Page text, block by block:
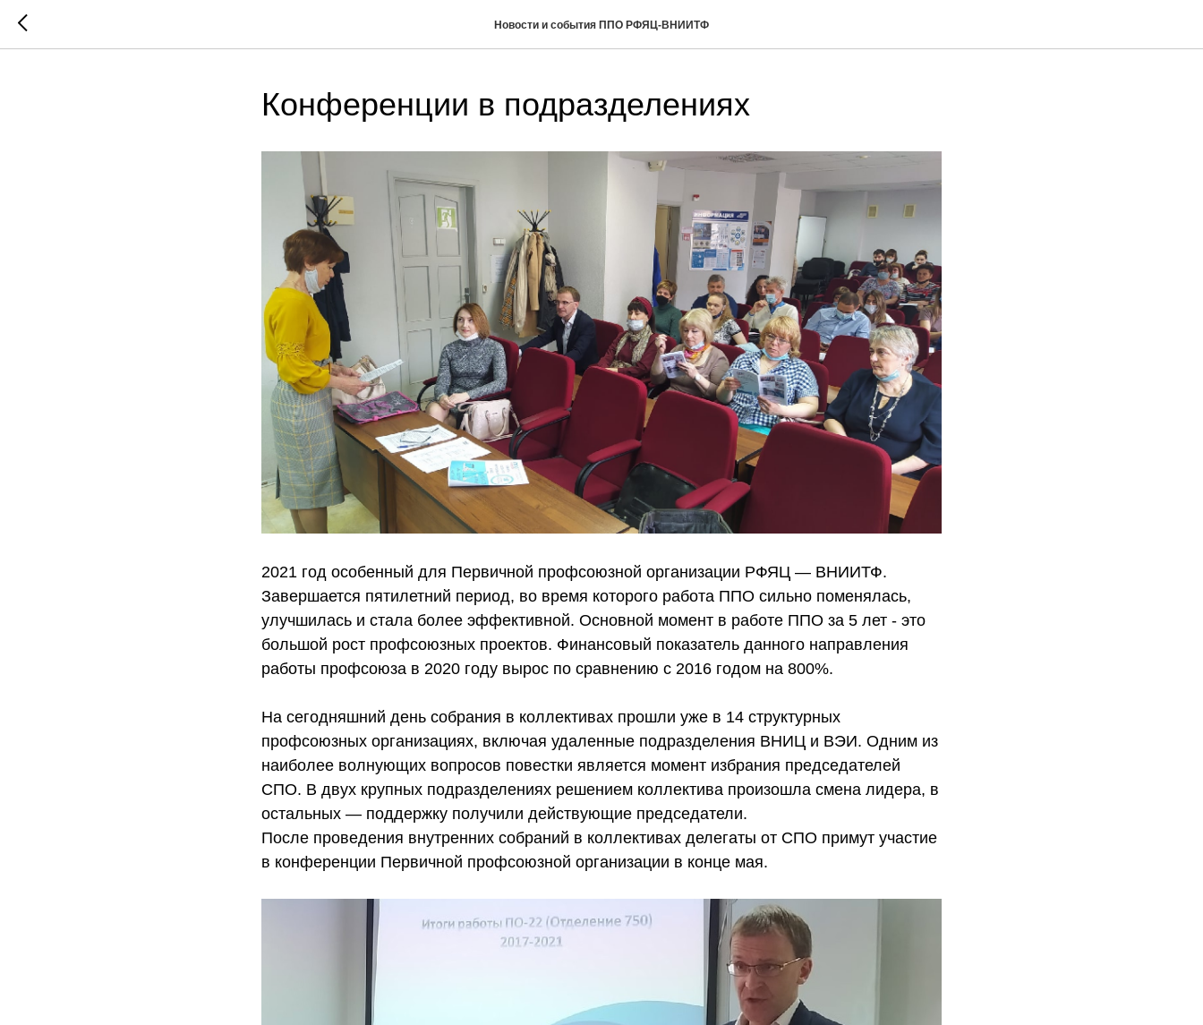
Новости и события ППО РФЯЦ-ВНИИТФ
Конференции в подразделениях
2021 год особенный для Первичной профсоюзной организации РФЯЦ — ВНИИТФ.
Завершается пятилетний период, во время которого работа ППО сильно поменялась,
улучшилась и стала более эффективной. Основной момент в работе ППО за 5 лет - это
большой рост профсоюзных проектов. Финансовый показатель данного направления
работы профсоюза в 2020 году вырос по сравнению с 2016 годом на 800%.
На сегодняшний день собрания в коллективах прошли уже в 14 структурных
профсоюзных организациях, включая удаленные подразделения ВНИЦ и ВЭИ. Одним из
наиболее волнующих вопросов повестки является момент избрания председателей
СПО. В двух крупных подразделениях решением коллектива произошла смена лидера, в
остальных — поддержку получили действующие председатели.
После проведения внутренних собраний в коллективах делегаты от СПО примут участие
в конференции Первичной профсоюзной организации в конце мая.